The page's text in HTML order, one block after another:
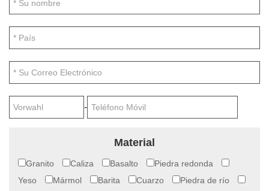
-
Material
Granito Caliza Basalto
Piedra redonda
Yeso
Mármol Barita Cuarzo
Piedra de río